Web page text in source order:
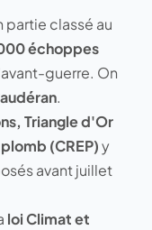
classé au
échoppes
guerre. On
.
Triangle d'Or
(CREP)y
avant juillet
loi Climat et